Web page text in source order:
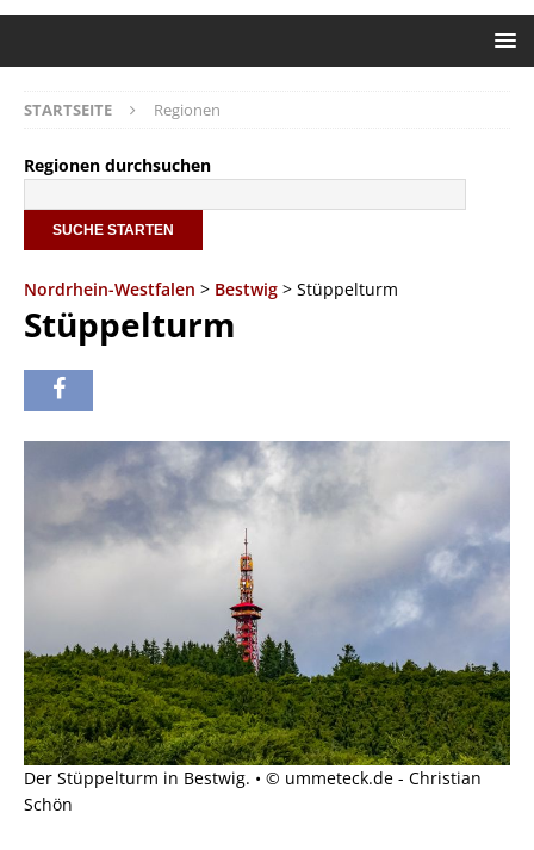
STARTSEITE Regionen
Regionen durchsuchen
Nordrhein-Westfalen > Bestwig > Stüppelturm
Stüppelturm
Der Stüppelturm in Bestwig. • © ummeteck.de - Christian
Schön